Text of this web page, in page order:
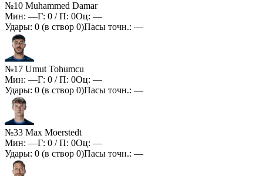
№10 Muhammed Damar
Мин: —Г: 0 / П: 0Оц: —
Удары: 0 (в створ 0)Пасы точн.: —
№17 Umut Tohumcu
Мин: —Г: 0 / П: 0Оц: —
Удары: 0 (в створ 0)Пасы точн.: —
№33 Max Moerstedt
Мин: —Г: 0 / П: 0Оц: —
Удары: 0 (в створ 0)Пасы точн.: —